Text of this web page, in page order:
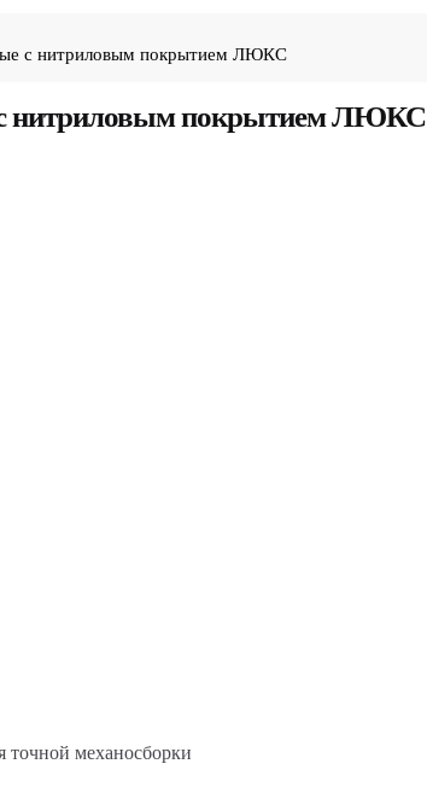
с нитриловым покрытием ЛЮКС
с нитриловым покрытием ЛЮКС
механосборки